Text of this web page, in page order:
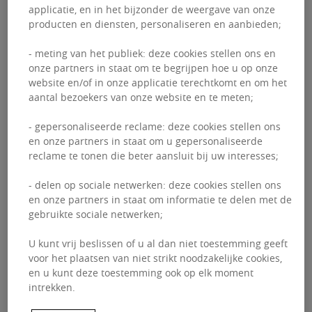
evenveel bij als wij
jullie.
Uw stageaanvraag verloopt in verschillende
fases, met dezelfde vereiste als voor andere
kandidaten binnen het bedrijf.
Als uw cv voorgeselecteerd wordt door onze
gesprek. Doelstelling daarvan: samen uw
professionele project overlopen en polsen
naar uw enthousiasme om onze vakgebieden
Uw kandidatuur wordt geshortlist. U
ontmoet een operationele manager en/of een
rekruteerder. De gelegenheid bij uitstek om in
levenden lijve kennis te maken in een
applicatie, en in het bijzonder de weergave van onze
producten en diensten, personaliseren en aanbieden;
- meting van het publiek: deze cookies stellen ons en
onze partners in staat om te begrijpen hoe u op onze
website en/of in onze applicatie terechtkomt en om het
aantal bezoekers van onze website en te meten;
- gepersonaliseerde reclame: deze cookies stellen ons
en onze partners in staat om u gepersonaliseerde
reclame te tonen die beter aansluit bij uw interesses;
- delen op sociale netwerken: deze cookies stellen ons
en onze partners in staat om informatie te delen met de
gebruikte sociale netwerken;
U kunt vrij beslissen of u al dan niet toestemming geeft
voor het plaatsen van niet strikt noodzakelijke cookies,
en u kunt deze toestemming ook op elk moment
intrekken.